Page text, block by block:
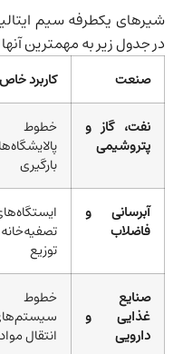
شیرهای یکطرفه سیم
در جدول زیر به مهمترین
صنعت کاربرد خاص
نفت، گاز و
پتروشیمی
خطوط
بارگیری
آبرسانی و
فاضلاب
توزیع
صنایع
غذایی و
دارویی
خطوط
انتقال